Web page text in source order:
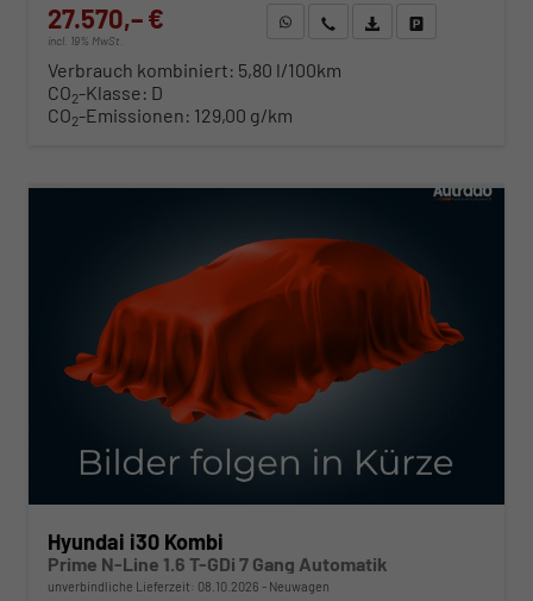
27.570,– €
incl. 19% MwSt.
WhatsApp anfragen
Wir rufen Sie anFahrzeugexposé (PDF)
Verbrauch kombiniert: 5,80 l/100km
CO2-Klasse: D
CO2-Emissionen: 129,00 g/km
Hyundai i30 Kombi
Prime N-Line 1.6 T-GDi 7 Gang Automatik
unverbindliche Lieferzeit: 08.10.2026 Neuwagen